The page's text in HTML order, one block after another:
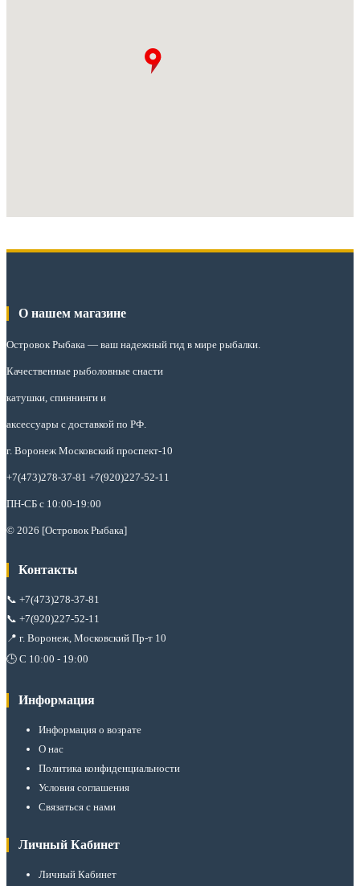
О нашем магазине
Островок Рыбака — ваш надежный гид в мире рыбалки.
Качественные рыболовные снасти
катушки, спиннинги и
аксессуары с доставкой по РФ.
г. Воронеж Московский проспект-10
+7(473)278-37-81 +7(920)227-52-11
ПН-СБ с 10:00-19:00
© 2026 [Островок Рыбака]
Контакты
📞 +7(473)278-37-81
📞 +7(920)227-52-11
📍 г. Воронеж, Московский Пр-т 10
🕒 С 10:00 - 19:00
Информация
Информация о возрате
О нас
Политика конфиденциальности
Условия соглашения
Связаться с нами
Личный Кабинет
Личный Кабинет